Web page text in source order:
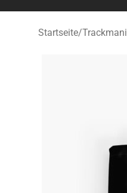
Startseite/